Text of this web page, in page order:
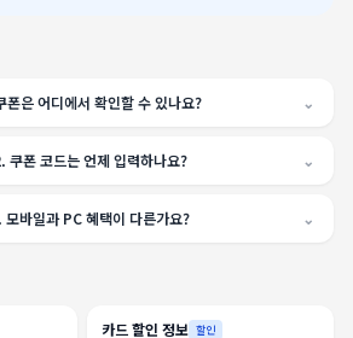
폰은 어디에서 확인할 수 있나요? ⌄
. 쿠폰 코드는 언제 입력하나요? ⌄
.모바일과 PC 혜택이 다른가요? ⌄
카드 할인 정보 할인